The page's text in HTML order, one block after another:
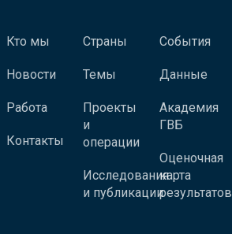
Кто мы
Новости
Работа
Контакты
Страны
Темы
Проекты
и
операции
Исследования
и публикации
События
Данные
Академия
ГВБ
Оценочная
карта
результатов